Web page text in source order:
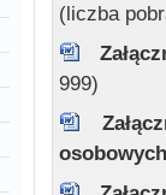
(liczba
999)